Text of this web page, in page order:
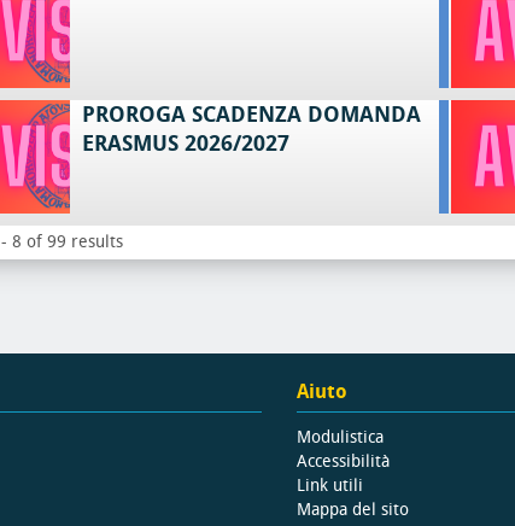
PROROGA SCADENZA DOMANDA
ERASMUS 2026/2027
8 of 99 results
Aiuto
Modulistica
Accessibilità
Link utili
Mappa del sito